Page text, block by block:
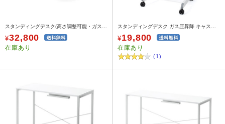
¥32,800
在庫あり
¥19,800
在庫あり
(1)